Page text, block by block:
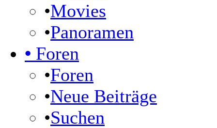
•Movies
•Panoramen
• Foren
•Foren
•Neue Beiträge
•Suchen